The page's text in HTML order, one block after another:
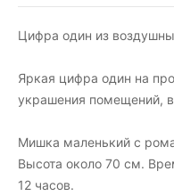
Цифра один из
Яркая цифра один на
украшения помещений,
Мишка маленький с
Высота около 70 см.
12 часов.